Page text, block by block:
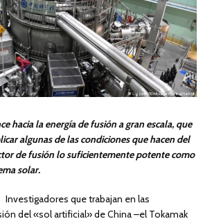
hacia la energía de fusión a gran escala, que
algunas de las condiciones que hacen del
de fusión lo suficientemente potente como
solar.
Investigadores que trabajan en las
del «sol artificial» de China –el Tokamak